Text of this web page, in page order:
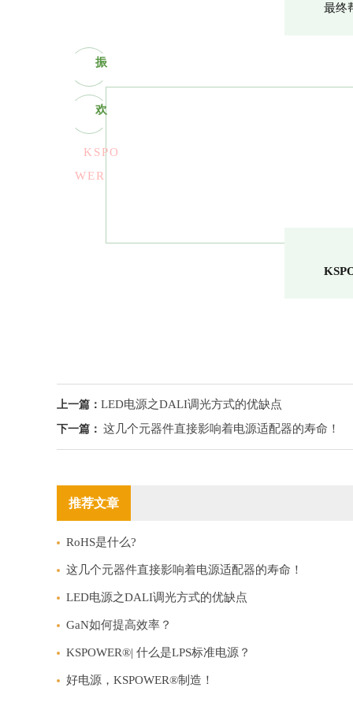
最终
振
欢
KSPO
WER
上一篇： LED电源之DALI调光方式的优缺点
下一篇： 这几个元器件直接影响着电源适配器的寿命！
推荐文章
RoHS是什么?
这几个元器件直接影响着电源适配器的寿命！
LED电源之DALI调光方式的优缺点
GaN如何提高效率？
KSPOWER®| 什么是LPS标准电源？
好电源，KSPOWER®制造！